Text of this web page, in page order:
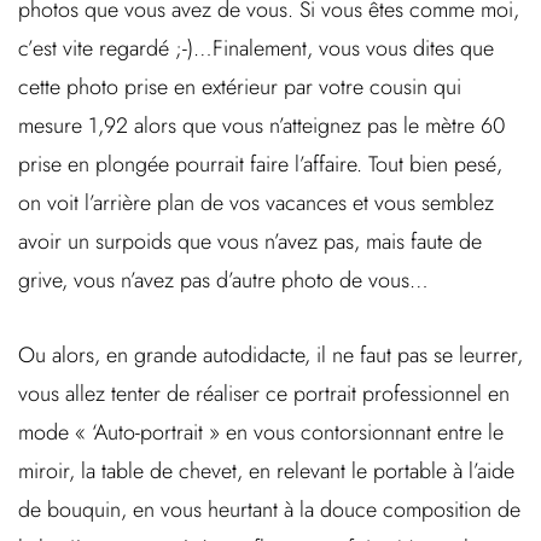
photos que vous avez de vous. Si vous êtes comme moi,
c’est vite regardé ;-)…Finalement, vous vous dites que
cette photo prise en extérieur par votre cousin qui
mesure 1,92 alors que vous n’atteignez pas le mètre 60
prise en plongée pourrait faire l’affaire. Tout bien pesé,
on voit l’arrière plan de vos vacances et vous semblez
avoir un surpoids que vous n’avez pas, mais faute de
grive, vous n’avez pas d’autre photo de vous…
Ou alors, en grande autodidacte, il ne faut pas se leurrer,
vous allez tenter de réaliser ce portrait professionnel en
mode « ‘Auto-portrait » en vous contorsionnant entre le
miroir, la table de chevet, en relevant le portable à l’aide
de bouquin, en vous heurtant à la douce composition de